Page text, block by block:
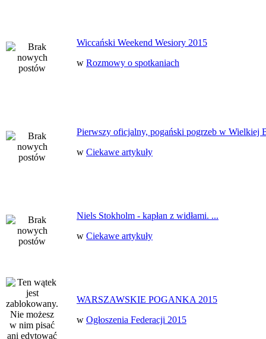
Wiccański Weekend Wesiory 2015
w Rozmowy o spotkaniach
Pierwszy oficjalny, pogański pogrzeb w Wielkiej
w Ciekawe artykuły
Niels Stokholm - kapłan z widłami. ...
w Ciekawe artykuły
WARSZAWSKIE POGANKA 2015
w Ogłoszenia Federacji 2015